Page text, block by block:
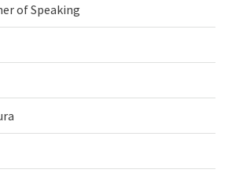
of Speaking